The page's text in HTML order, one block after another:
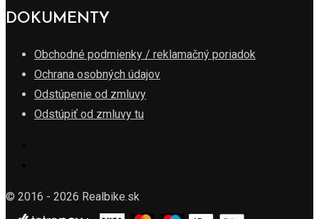
DOKUMENTY
Obchodné podmienky / reklamačný poriadok
Ochrana osobných údajov
Odstúpenie od zmluvy
Odstúpiť od zmluvy tu
© 2016 - 2026 Realbike.sk